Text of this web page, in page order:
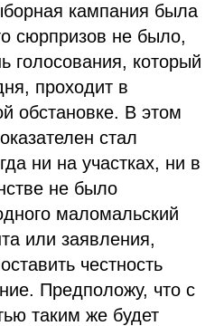
кампания была
сюрпризов не было,
голосования, который
проходит в
обстановке. В этом
стал
ни на участках, ни в
не было
маломальский
или заявления,
честность
Предположу, что с
таким же будет